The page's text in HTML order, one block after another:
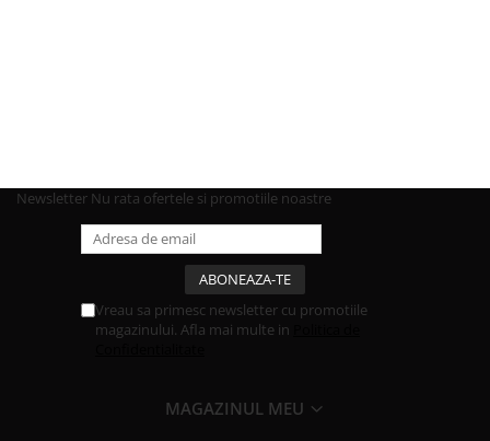
Newsletter Nu rata ofertele si promotiile noastre
Vreau sa primesc newsletter cu promotiile
magazinului. Afla mai multe in
MAGAZINUL MEU